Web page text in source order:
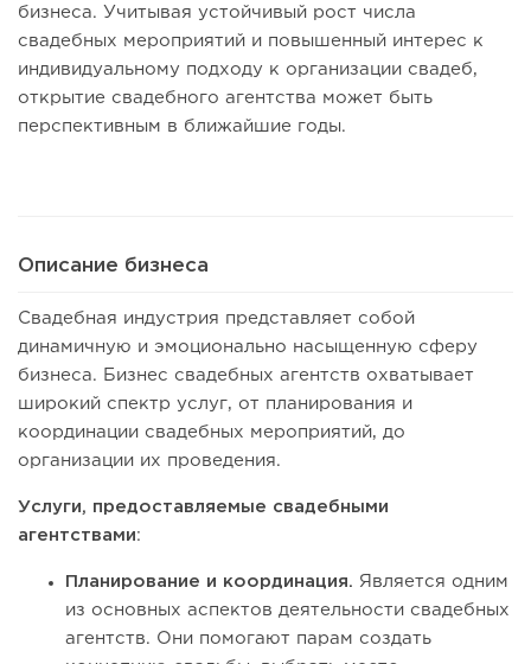
бизнеса. Учитывая устойчивый рост числа
свадебных мероприятий и повышенный интерес к
индивидуальному подходу к организации свадеб,
открытие свадебного агентства может быть
перспективным в ближайшие годы.
Описание бизнеса
Свадебная индустрия представляет собой
динамичную и эмоционально насыщенную сферу
бизнеса. Бизнес свадебных агентств охватывает
широкий спектр услуг, от планирования и
координации свадебных мероприятий, до
организации их проведения.
Услуги, предоставляемые свадебными
агентствами:
Планирование и координация. Является одним
из основных аспектов деятельности свадебных
агентств. Они помогают парам создать